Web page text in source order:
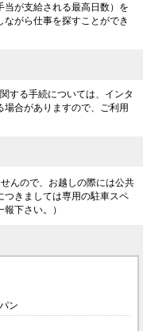
が支給される最高日数）を
がら仕事を探すことができ
する手続については、インタ
合がありますので、ご利用
んので、お越しの際には公共
つきましては専用の駐車スペ
下さい。）
ン